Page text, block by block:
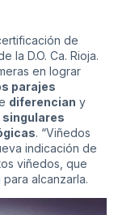
de
la D.O. Ca. Rioja.
en lograr
parajes
diferencian y
singulares
. “Viñedos
indicación de
viñedos, que
alcanzarla.